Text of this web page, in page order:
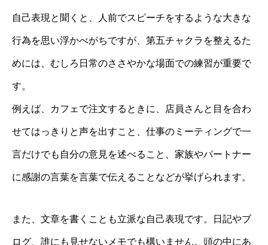
自己表現と聞くと、人前でスピーチをするような大きな
行為を思い浮かべがちですが、第五チャクラを整えるた
めには、むしろ日常のささやかな場面での練習が重要で
す。
例えば、カフェで注文するときに、店員さんと目を合わ
せてはっきりと声を出すこと、仕事のミーティングで一
言だけでも自分の意見を述べること、家族やパートナー
に感謝の言葉を言葉で伝えることなどが挙げられます。
また、文章を書くことも立派な自己表現です。日記やブ
ログ、誰にも見せないメモでも構いません。頭の中にあ